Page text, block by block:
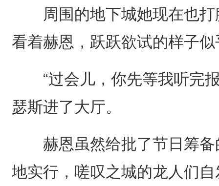
周围的地下城她现在也打
看着赫恩，跃跃欲试的样子
“过会儿，你先等我听完报
瑟斯进了大厅。
赫恩虽然给批了节日筹备
地实行，嗟叹之城的龙人们